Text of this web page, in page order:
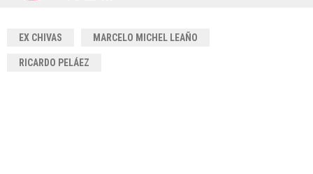
EX CHIVAS MARCELO MICHEL LEAÑO
RICARDO PELÁEZ